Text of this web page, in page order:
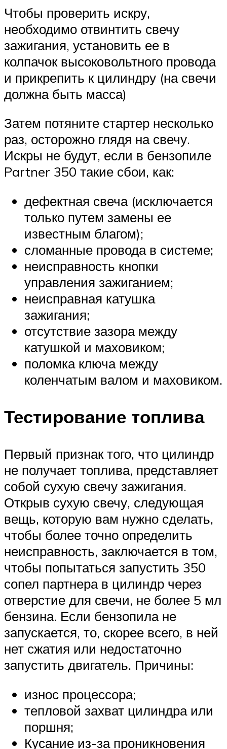
Чтобы проверить искру,
необходимо отвинтить свечу
зажигания, установить ее в
колпачок высоковольтного провода
и прикрепить к цилиндру (на свечи
должна быть масса)
Затем потяните стартер несколько
раз, осторожно глядя на свечу.
Искры не будут, если в бензопиле
Partner 350 такие сбои, как:
дефектная свеча (исключается
только путем замены ее
известным благом);
сломанные провода в системе;
неисправность кнопки
управления зажиганием;
неисправная катушка
зажигания;
отсутствие зазора между
катушкой и маховиком;
поломка ключа между
коленчатым валом и маховиком.
Тестирование топлива
Первый признак того, что цилиндр
не получает топлива, представляет
собой сухую свечу зажигания.
Открыв сухую свечу, следующая
вещь, которую вам нужно сделать,
чтобы более точно определить
неисправность, заключается в том,
чтобы попытаться запустить 350
сопел партнера в цилиндр через
отверстие для свечи, не более 5 мл
бензина. Если бензопила не
запускается, то, скорее всего, в ней
нет сжатия или недостаточно
запустить двигатель. Причины:
износ процессора;
тепловой захват цилиндра или
поршня;
Кусание из-за проникновения